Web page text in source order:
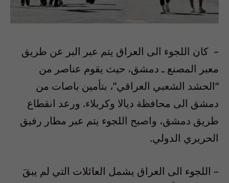
– كان اللجوء الى العراق يتم عبر البر عن طريق
معبر المصنع ـ دمشق، حيث يقوم عناصر من
“الحشد الشعبي العراقي”، بتأمين باصات من
دمشق الى محافظة ديالا وكربلاء. ورعد انقطاع
طريق دمشق، واصبح اللجوء يتم عبر مطار رفيق
الحريري الدولي.
– اللجوء الى العراق يشمل العائلات التي لم يبقَ